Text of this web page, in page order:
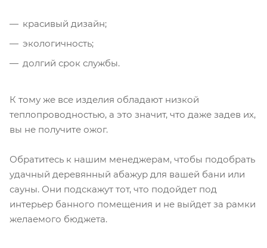
красивый дизайн;
экологичность;
долгий срок службы.
К тому же все изделия обладают низкой
теплопроводностью, а это значит, что даже задев их,
вы не получите ожог.
Обратитесь к нашим менеджерам, чтобы подобрать
удачный деревянный абажур для вашей бани или
сауны. Они подскажут тот, что подойдет под
интерьер банного помещения и не выйдет за рамки
желаемого бюджета.